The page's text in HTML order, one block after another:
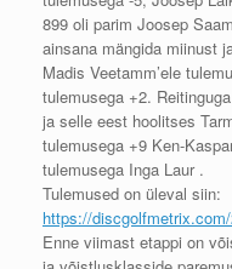
899 oli parim Joosep
ainsana mängida miinust
Madis Veetamm’ele
tulemusega +2.
ja selle eest hoolitses
tulemusega +9 Ken-
tulemusega Inga Laur .
Tulemused on üleval siin:
https://discgolfmetrix.com/
Enne viimast etappi on